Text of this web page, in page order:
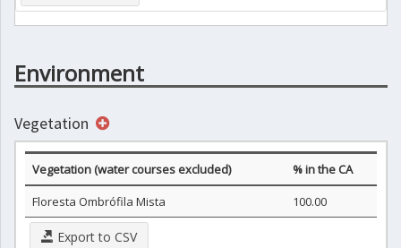
Environment
Vegetation
Vegetation (water courses excluded)
% in the CA
Floresta Ombrófila Mista
100.00
Export to CSV